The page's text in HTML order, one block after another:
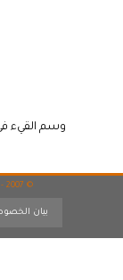
وسم القيء
© 2007 - 2026
بيان